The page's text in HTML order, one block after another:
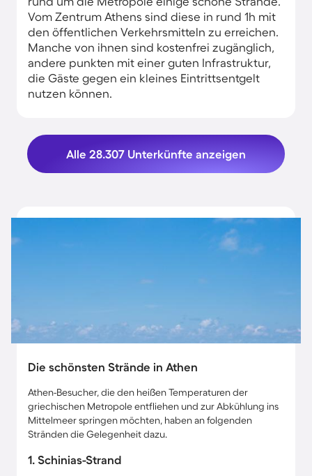
Vom Zentrum Athens sind diese in rund 1h mit
den öffentlichen Verkehrsmitteln zu erreichen.
Manche von ihnen sind kostenfrei zugänglich,
andere punkten mit einer guten Infrastruktur,
die Gäste gegen ein kleines Eintrittsentgelt
nutzen können.
Alle 28.307 Unterkünfte anzeigen
Die schönsten Strände in Athen
Athen-Besucher, die den heißen Temperaturen der
griechischen Metropole entfliehen und zur Abkühlung ins
Mittelmeer springen möchten, haben an folgenden
Stränden die Gelegenheit dazu.
1. Schinias-Strand